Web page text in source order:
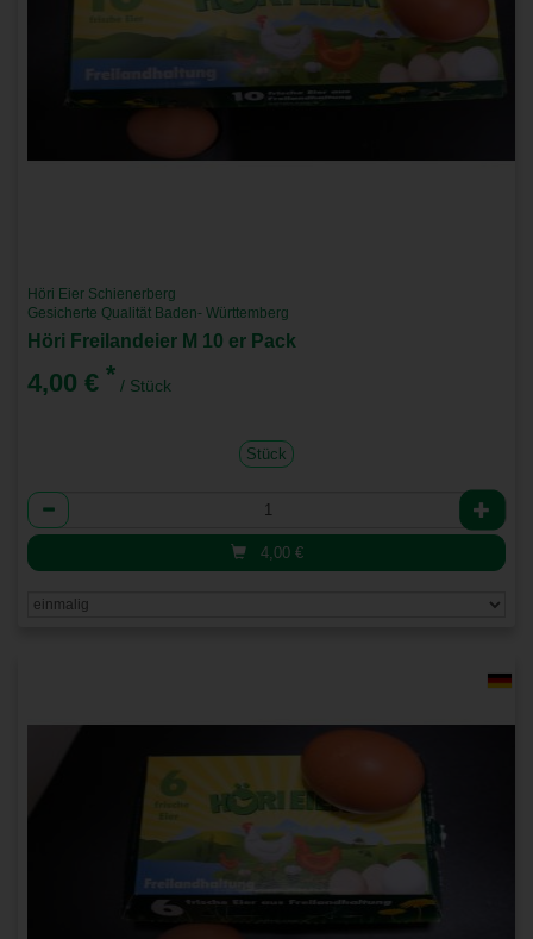
Höri Eier Schienerberg
Gesicherte Qualität Baden- Württemberg
Höri Freilandeier M 10 er Pack
4,00 € * / Stück
Stück
Anzahl
4,00 €